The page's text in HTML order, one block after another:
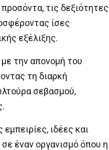
τις δεξιότητες
ίσες
εξέλιξης.
την απονομή του
τη διαρκή
σεβασμού,
ιδέες και
έναν οργανισμό όπου η